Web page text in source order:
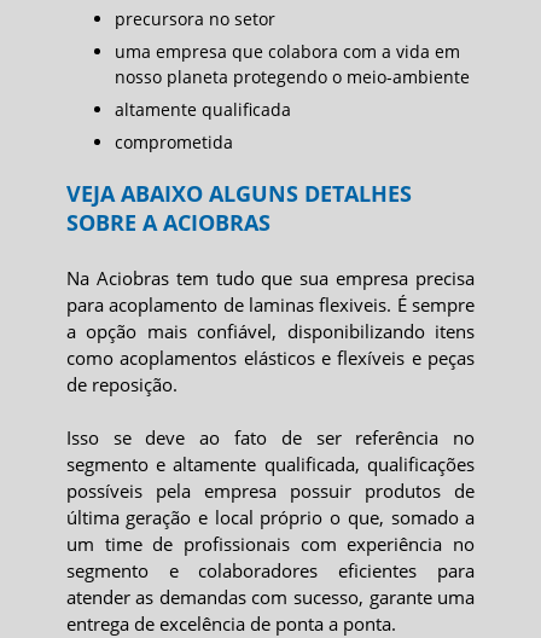
precursora no setor
uma empresa que colabora com a vida em
nosso planeta protegendo o meio-ambiente
altamente qualificada
comprometida
VEJA ABAIXO ALGUNS DETALHES
SOBRE A ACIOBRAS
Na Aciobras tem tudo que sua empresa precisa
paraacoplamento de laminas flexiveis. É sempre
a opção mais confiável, disponibilizando itens
como acoplamentos elásticos e flexíveis e peças
de reposição.
Isso se deve ao fato de ser referência no
segmento e altamente qualificada, qualificações
possíveis pela empresa possuir produtos de
última geração e local próprio o que, somado a
um time de profissionais com experiência no
segmento e colaboradores eficientes para
atender as demandas com sucesso, garante uma
entrega de excelência de ponta a ponta.